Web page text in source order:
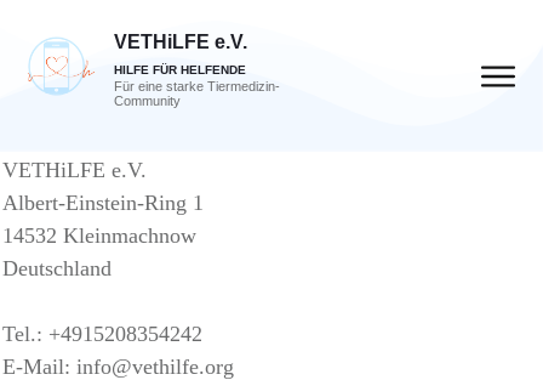
VETHiLFE e.V.
HILFE FÜR HELFENDE
Für eine starke Tiermedizin-
Community
VETHiLFE e.V.
Albert-Einstein-Ring 1
14532 Kleinmachnow
Deutschland
Tel.: +4915208354242
E-Mail: info@vethilfe.org